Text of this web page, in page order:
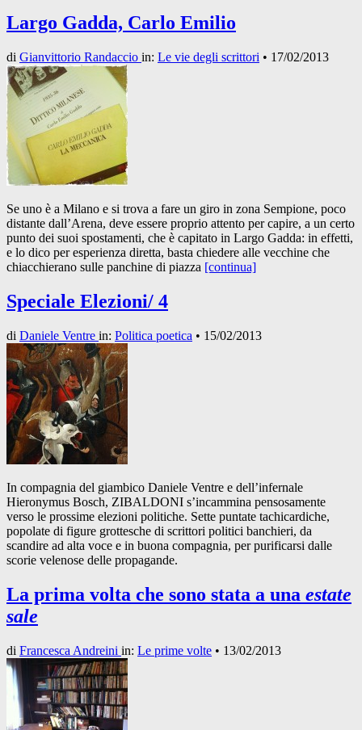
Largo Gadda, Carlo Emilio
di Gianvittorio Randaccio in: Le vie degli scrittori • 17/02/2013
Se uno è a Milano e si trova a fare un giro in zona Sempione, poco
distante dall’Arena, deve essere proprio attento per capire, a un certo
punto dei suoi spostamenti, che è capitato in Largo Gadda: in effetti,
e lo dico per esperienza diretta, basta chiedere alle vecchine che
chiacchierano sulle panchine di piazza [continua]
Speciale Elezioni/ 4
di Daniele Ventre in: Politica poetica • 15/02/2013
In compagnia del giambico Daniele Ventre e dell’infernale
Hieronymus Bosch, ZIBALDONI s’incammina pensosamente
verso le prossime elezioni politiche. Sette puntate tachicardiche,
popolate di figure grottesche di scrittori politici banchieri, da
scandire ad alta voce e in buona compagnia, per purificarsi dalle
scorie velenose delle propagande.
La prima volta che sono stata a una estate
sale
di Francesca Andreini in: Le prime volte • 13/02/2013